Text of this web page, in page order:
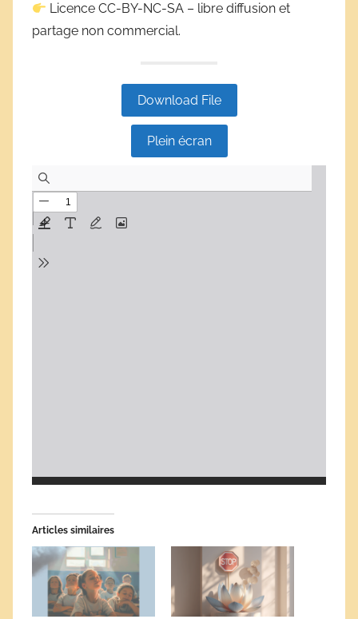
Licence CC-BY-NC-SA – libre diffusion et
partage non commercial.
Download File
Plein écran
Articles similaires